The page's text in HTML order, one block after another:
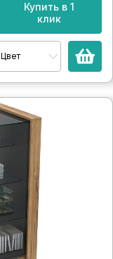
Купить в 1
клик
Цвет